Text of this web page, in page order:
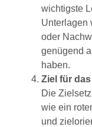
wichtigste
Unterlagen
oder
genügend
haben.
Ziel für
Die
wie ein
und